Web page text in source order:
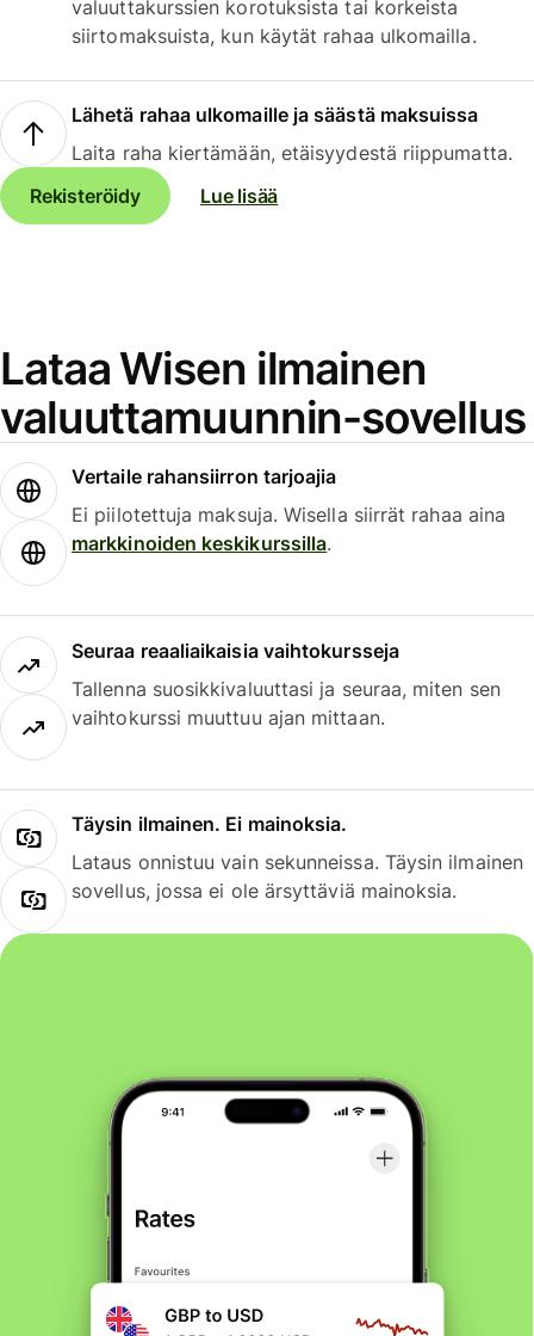
valuuttakurssien korotuksista tai korkeista
siirtomaksuista, kun käytät rahaa ulkomailla.
Lähetä rahaa ulkomaille ja säästä maksuissa
Laita raha kiertämään, etäisyydestä riippumatta.
Rekisteröidy
Lue lisää
Lataa Wisen ilmainen
valuuttamuunnin-sovellus
Vertaile rahansiirron tarjoajia
Ei piilotettuja maksuja. Wisella siirrät rahaa aina
markkinoiden keskikurssilla.
Seuraa reaaliaikaisia vaihtokursseja
Tallenna suosikkivaluuttasi ja seuraa, miten sen
vaihtokurssi muuttuu ajan mittaan.
Täysin ilmainen. Ei mainoksia.
Lataus onnistuu vain sekunneissa. Täysin ilmainen
sovellus, jossa ei ole ärsyttäviä mainoksia.